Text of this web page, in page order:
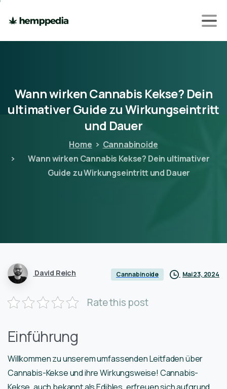
WannwirkenCannabis Kekse? Dein
ultimativerGuidezuWirkungseintritt
und Dauer
Home
Cannabinoide
Wann wirken Cannabis Kekse? Dein ultimativer
Guide zu Wirkungseintritt und Dauer
David Reich Cannabinoide Mai 23, 2024
Rate this post
Einführung
Willkommen zu unserem umfassenden Leitfaden über
Cannabis-Kekse und ihre Wirkungsweise! Cannabis-